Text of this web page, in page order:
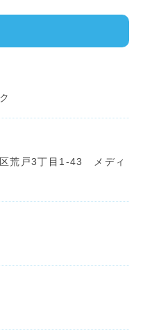
荒戸3丁目1-43 メディ